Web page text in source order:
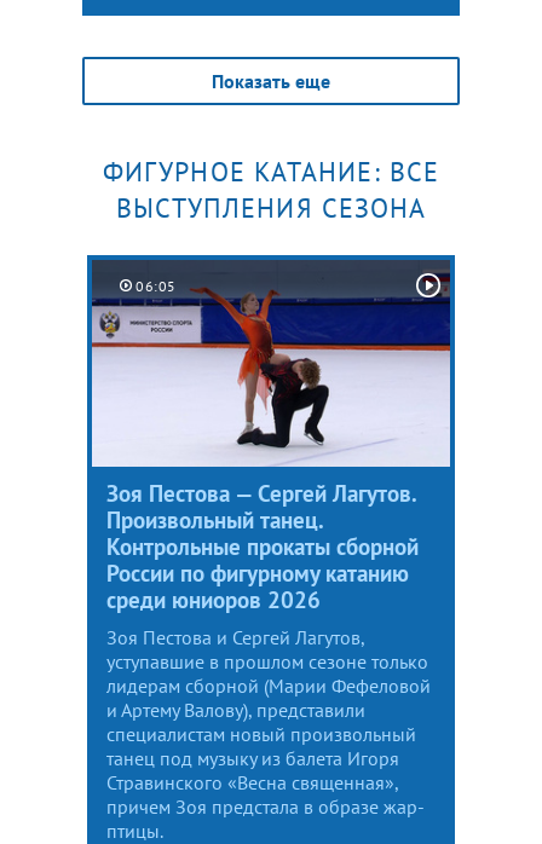
Показать еще
ФИГУРНОЕ КАТАНИЕ: ВСЕ
ВЫСТУПЛЕНИЯ СЕЗОНА
06:05
Зоя Пестова — Сергей Лагутов.
Произвольный танец.
Контрольные прокаты сборной
России по фигурному катанию
среди юниоров 2026
Зоя Пестова и Сергей Лагутов,
уступавшие в прошлом сезоне только
лидерам сборной (Марии Фефеловой
и Артему Валову), представили
специалистам новый произвольный
танец под музыку из балета Игоря
Стравинского «Весна священная»,
причем Зоя предстала в образе жар-
птицы.